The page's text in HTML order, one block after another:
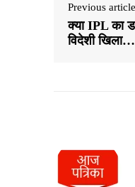
Previous article
क्या IPL का
विदेशी खिला…